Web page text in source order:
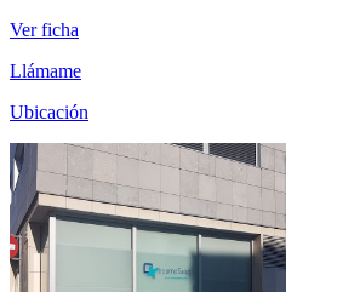
Ver ficha
Llámame
Ubicación